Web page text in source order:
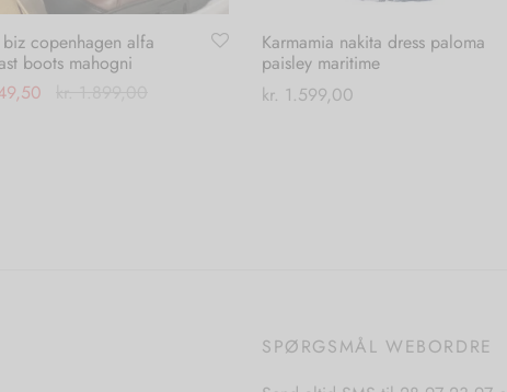
copenhagen alfa
boots mahogni
Karmamia nakita dress paloma
paisley maritime
kr. 1.599,00
på
SPØRGSMÅL WEBORDRE